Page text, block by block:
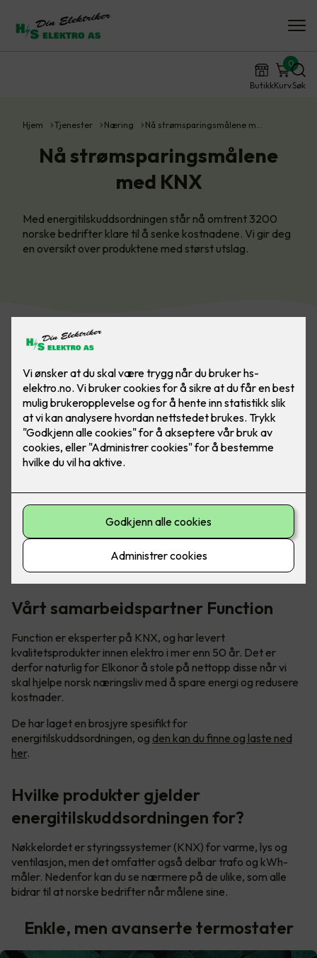
ButikkKurv
0
Søk
Hjem Tjenester Næring Nå strømsparingsmålene m…
Nå strømsparingsmålene
med KNX
Med energitilskuddsordningen står nå omtrent 3200
norske bedrifter klare til å senke kostnadene. Vi gir deg
en oversikt over produktene med størst utslag.
Høsten 2022 åpnet Regjeringen for at norske bedrifter
søke om støtte på opptil 50 % av utgiftene
spare energi. De som fikk innvilget søknaden har to år på å
gjennomføre tiltakene, og med smarte løsninger blir dette en
enkel sak.
Vårt samarbeidspartner Function
Function er eksperter på KNX, og har levert
kvalitetsprodukter innen elektro i mer enn 50 år. Det er
derfor naturlig for Elkonor å stole på nettopp disse når vi
skal hjelpe norsk næringsliv med å spare energi og redusere
kostnader.
De har laget en brosjyre spesifikt for
energitilskuddsordningen, og den kan du finne og laste ned
her.
Hvilke produkter gjelder
energitilskuddsordningen for?
Nøkkelordet er styringssystemer (KNX) for varme, lys og
ventilasjon, men det omfatter også delbar trafo og kWh-
måler. Nedenfor kan du se nærmere på de ulike, som alle
bidrar til at norske bedrifter når målene sine.
Enkle, men avanserte termostater